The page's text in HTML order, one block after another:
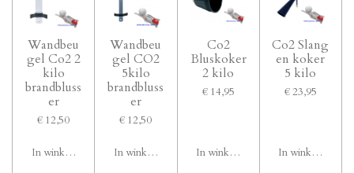
Wandbeu
gel Co2 2
kilo
brandbluss
er
€ 12,50
In winkelwagen
Wandbeu
gel CO2
5kilo
brandbluss
er
€ 12,50
In winkelwagen
Co2
Bluskoker
2 kilo
€ 14,95
In winkelwagen
Co2 Slang
en koker
5 kilo
€ 23,95
In winkelwagen